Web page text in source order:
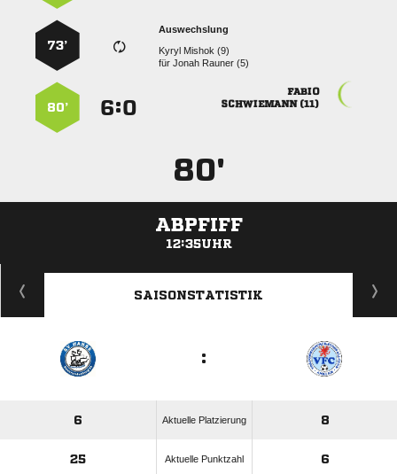
Auswechslung
  
für  
73’

 
:
80’
80'
ABPFIFF
12:35UHR
ANZEIGE
SAISONSTATISTIK
:
6 Aktuelle Platzierung 8
25 Aktuelle Punktzahl 6